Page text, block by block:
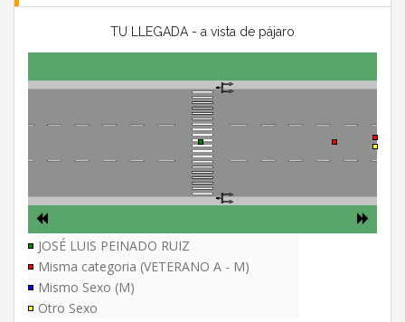
TU LLEGADA - a vista de pájaro
JOSÉ LUIS PEINADO RUIZ
Misma categoria (VETERANO A - M)
Mismo Sexo (M)
Otro Sexo